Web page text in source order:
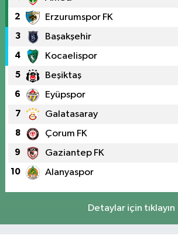
2 Erzurumspor FK
3 Başakşehir
4 Kocaelispor
5 Beşiktaş
6 Eyüpspor
7 Galatasaray
8 Çorum FK
9 Gaziantep FK
10 Alanyaspor
Detaylar için tıklayın